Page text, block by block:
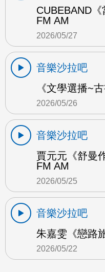
CUBEBAND
FM AM
2026/05/27
音樂沙拉吧
《文學選播~
2026/05/26
音樂沙拉吧
賈元元《舒曼
FM AM
2026/05/25
音樂沙拉吧
朱嘉雯《戀路
2026/05/22